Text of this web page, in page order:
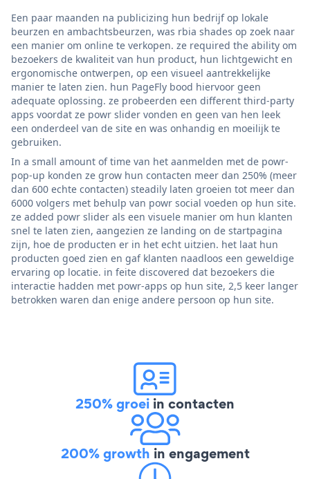
Een paar maanden na publicizing hun bedrijf op lokale
beurzen en ambachtsbeurzen, was rbia shades op zoek naar
een manier om online te verkopen. ze required the ability om
bezoekers de kwaliteit van hun product, hun lichtgewicht en
ergonomische ontwerpen, op een visueel aantrekkelijke
manier te laten zien. hun PageFly bood hiervoor geen
adequate oplossing. ze probeerden een different third-party
apps voordat ze powr slider vonden en geen van hen leek
een onderdeel van de site en was onhandig en moeilijk te
gebruiken.
In a small amount of time van het aanmelden met de powr-
pop-up konden ze grow hun contacten meer dan 250% (meer
dan 600 echte contacten) steadily laten groeien tot meer dan
6000 volgers met behulp van powr social voeden op hun site.
ze added powr slider als een visuele manier om hun klanten
snel te laten zien, aangezien ze landing on de startpagina
zijn, hoe de producten er in het echt uitzien. het laat hun
producten goed zien en gaf klanten naadloos een geweldige
ervaring op locatie. in feite discovered dat bezoekers die
interactie hadden met powr-apps op hun site, 2,5 keer langer
betrokken waren dan enige andere persoon op hun site.
250% groei in contacten
200% growth in engagement